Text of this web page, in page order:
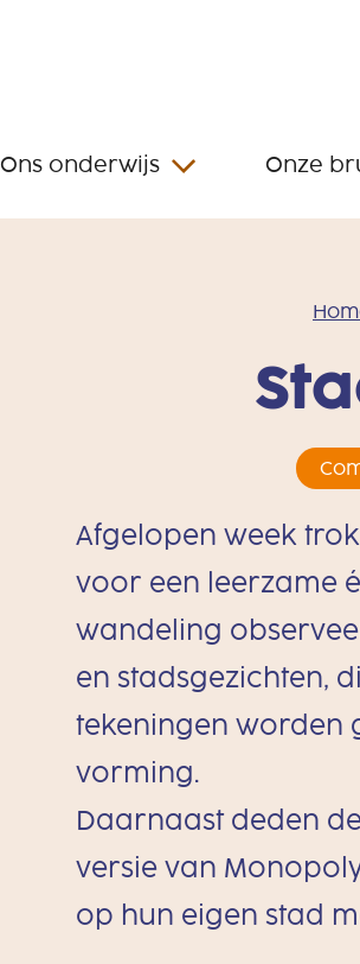
Ons onderwijs Onze
Afgelopen week
voor een leerzame
wandeling
en stadsgezichten,
tekeningen worden
vorming.
Daarnaast deden
versie van
op hun eigen stad